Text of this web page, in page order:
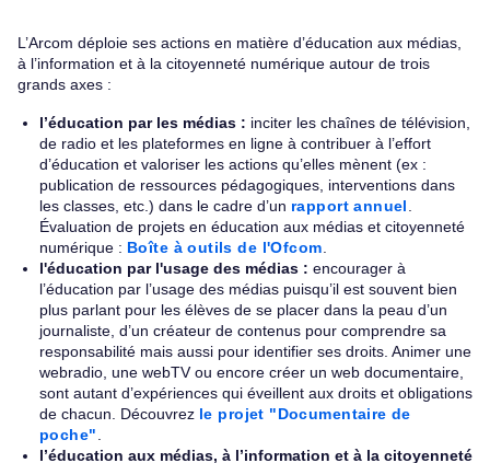
L’Arcom déploie ses actions en matière d’éducation aux médias,
à l’information et à la citoyenneté numérique autour de trois
grands axes :
l’éducation par les médias : inciter les chaînes de télévision,
de radio et les plateformes en ligne à contribuer à l’effort
d’éducation et valoriser les actions qu’elles mènent (ex :
publication de ressources pédagogiques, interventions dans
les classes, etc.) dans le cadre d’un rapport annuel
Évaluation de projets en éducation aux médias et citoyenneté
numérique : Boîte à outils de l'Ofcom
l'éducation par l'usage des médias : encourager à
l’éducation par l’usage des médias puisqu’il est souvent bien
plus parlant pour les élèves de se placer dans la peau d’un
journaliste, d’un créateur de contenus pour comprendre sa
responsabilité mais aussi pour identifier ses droits. Animer une
webradio, une webTV ou encore créer un web documentaire,
sont autant d’expériences qui éveillent aux droits et obligations
de chacun. Découvrez le projet "Documentaire de
poche"
l’éducation aux médias, à l’information et à la citoyenneté